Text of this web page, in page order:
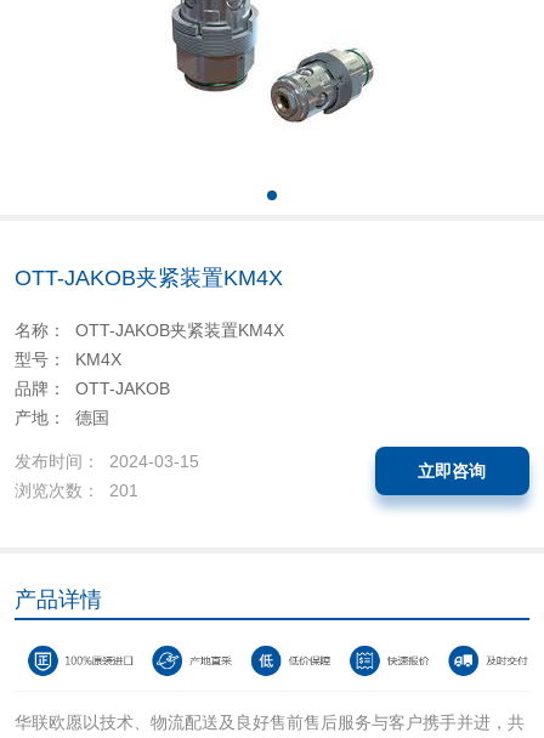
OTT-JAKOB夹紧装置KM4X
名称： OTT-JAKOB夹紧装置KM4X
型号： KM4X
品牌： OTT-JAKOB
产地： 德国
发布时间： 2024-03-15
浏览次数： 201
立即咨询
产品详情
华联欧愿以技术、物流配送及良好售前售后服务与客户携手并进，共